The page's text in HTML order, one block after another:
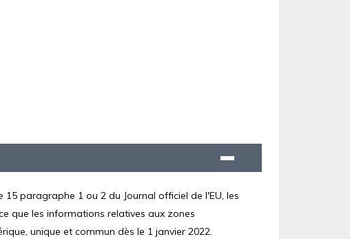
paragraphe 1 ou 2 du Journal officiel de l'EU, les
que les informations relatives aux zones
unique et commun dès le 1 janvier 2022.